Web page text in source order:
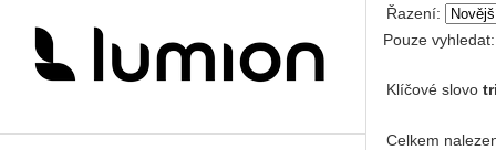
Řazení:
Pouze
Klíčové slovo
Celkem